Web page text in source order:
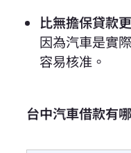
比無擔保貸款
因為汽車是實
容易核准。
台中汽車借款有